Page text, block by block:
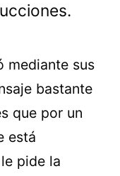
mediante sus
bastante
que por un
está
pide la